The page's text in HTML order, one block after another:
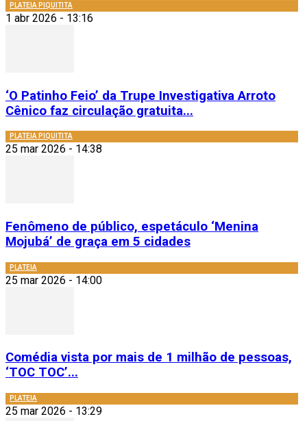
PLATEIA PIQUITITA
1 abr 2026 - 13:16
‘O Patinho Feio’ da Trupe Investigativa Arroto
Cênico faz circulação gratuita...
PLATEIA PIQUITITA
25 mar 2026 - 14:38
Fenômeno de público, espetáculo ‘Menina
Mojubá’ de graça em 5 cidades
PLATEIA
25 mar 2026 - 14:00
Comédia vista por mais de 1 milhão de pessoas,
‘TOC TOC’...
PLATEIA
25 mar 2026 - 13:29